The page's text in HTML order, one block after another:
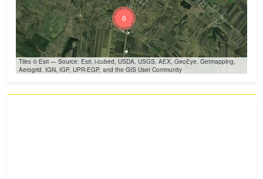
6
Tiles © Esri — Source: Esri, i-cubed, USDA, USGS, AEX, GeoEye, Getmapping,
Aerogrid, IGN, IGP, UPR-EGP, and the GIS User Community